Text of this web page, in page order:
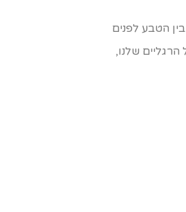
הטבע לפנים
שלנו,